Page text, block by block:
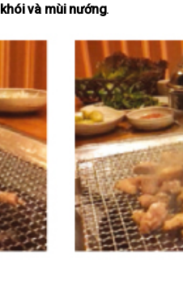
khói và mùi nướng.